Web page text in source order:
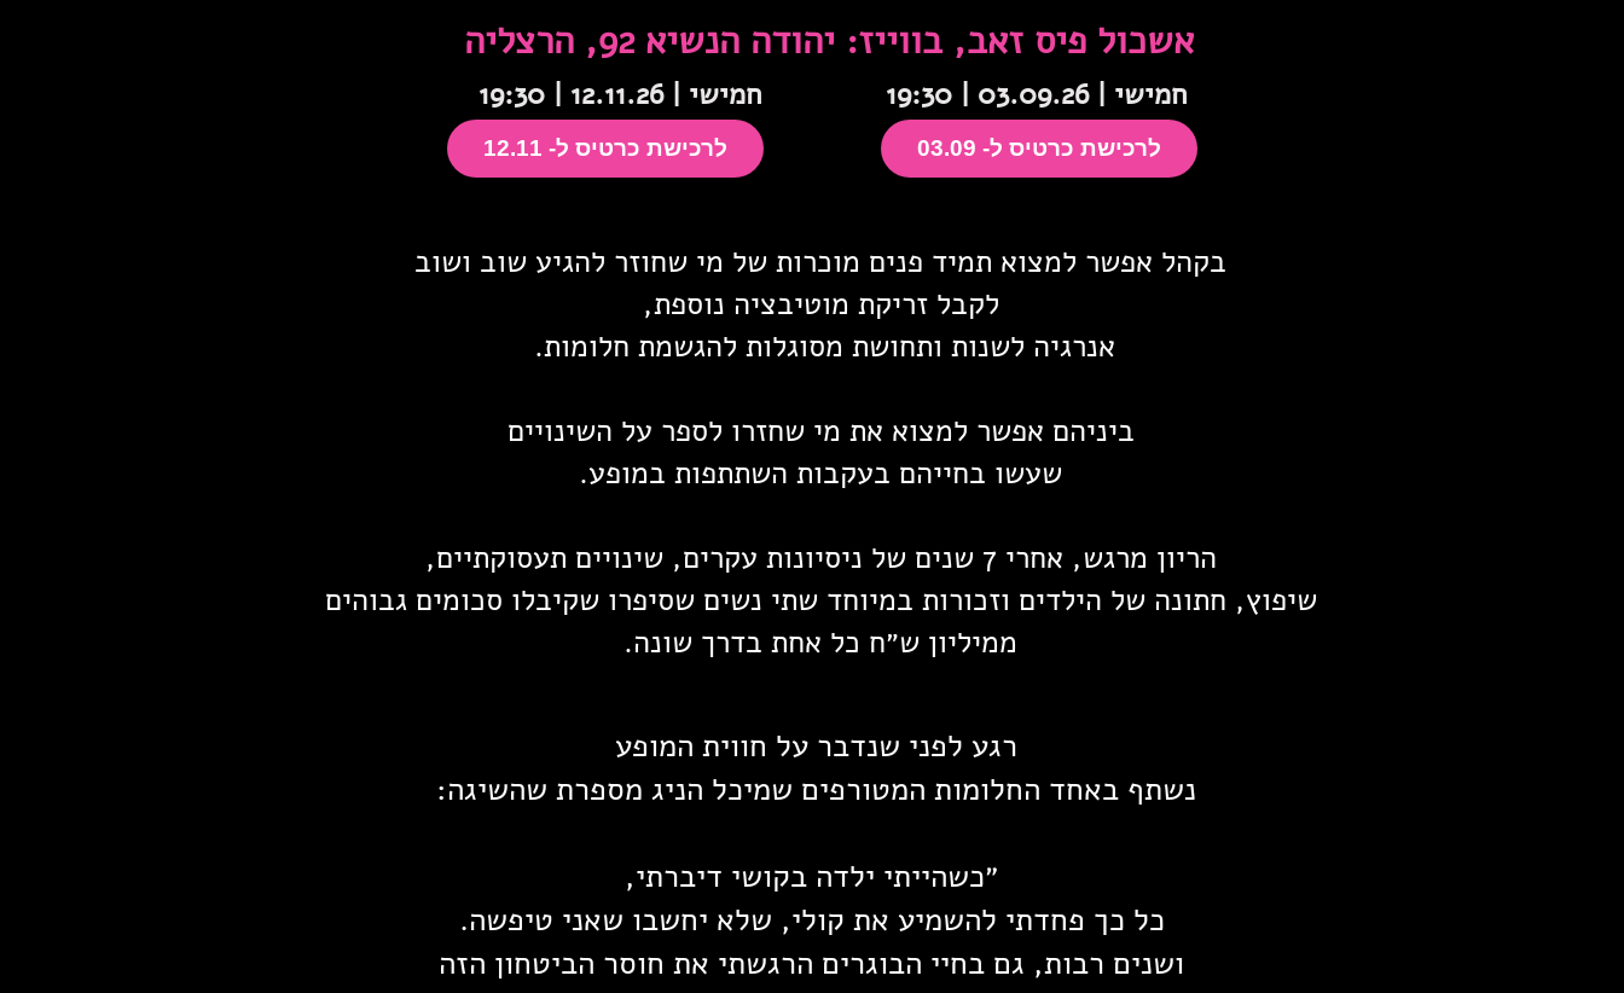
אשכול פיס זאב, בווייז: יהודה הנשיא 92, הרצליה
חמישי | 03.09.26 | 19:30 חמישי | 12.11.26 | 19:30
לרכישת כרטיס ל- 12.11 לרכישת כרטיס ל- 03.09
בקהל אפשר למצוא תמיד פנים מוכרות של מי שחוזר להגיע שוב ושוב
לקבל זריקת מוטיבציה נוספת,
אנרגיה לשנות ותחושת מסוגלות להגשמת חלומות.
ביניהם אפשר למצוא את מי שחזרו לספר על השינויים
שעשו בחייהם בעקבות השתתפות במופע.
הריון מרגש, אחרי 7 שנים של ניסיונות עקרים, שינויים תעסוקתיים,
שיפוץ, חתונה של הילדים וזכורות במיוחד שתי נשים שסיפרו שקיבלו סכומים גבוהים
ממיליון ש״ח כל אחת בדרך שונה.
רגע לפני שנדבר על חווית המופע
נשתף באחד החלומות המטורפים שמיכל הניג מספרת שהשיגה:
״כשהייתי ילדה בקושי דיברתי,
כל כך פחדתי להשמיע את קולי, שלא יחשבו שאני טיפשה.
ושנים רבות, גם בחיי הבוגרים הרגשתי את חוסר הביטחון הזה